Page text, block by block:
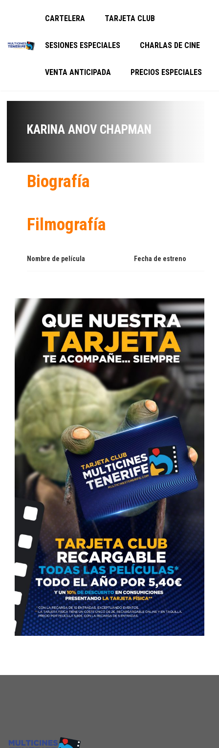
CARTELERA TARJETA CLUB
SESIONES ESPECIALES CHARLAS DE CINE
VENTA ANTICIPADA PRECIOS ESPECIALES
KARINA ANOV CHAPMAN
Biografía
Filmografía
Nombre de película Fecha de estreno